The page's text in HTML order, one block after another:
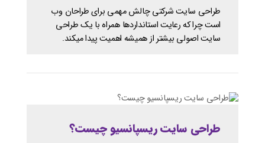
طراحی سایت شرکتی چالش مهمی برای طراحان وب
است چرا که رعایت استانداردها همراه با یک طراحی
سایت اصولی بیشتر از همیشه اهمیت پیدا میکند.
طراحی سایت ریسپانسیو چیست؟